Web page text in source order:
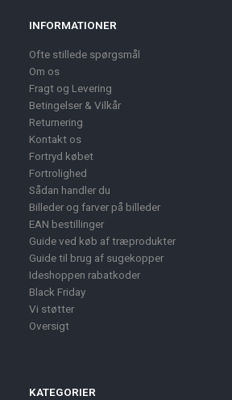
INFORMATIONER
Ofte stillede spørgsmål
Om os
Fragt og Levering
Betingelser & Vilkår
Returnering
Kontakt os
Fortryd købet
Fortrolighed
Sådan handler du
Billeder og farver på billeder
EAN bestillinger
Guide ved køb af træprodukter
Guide til brug af sugekopper
Ideshoppen rabatkoder
Black Friday
Vi støtter
Oversigt
KATEGORIER